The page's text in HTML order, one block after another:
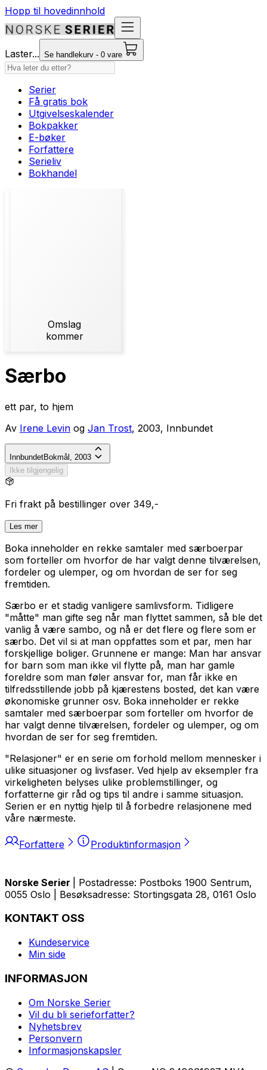
Hopp til hovedinnhold
Laster... Se handlekurv - 0 vare
Serier
Få gratis bok
Utgivelseskalender
Bokpakker
E-bøker
Forfattere
Serieliv
Bokhandel
Omslag
kommer
Særbo
ett par, to hjem
Av Irene Levin og Jan Trost, 2003, Innbundet
InnbundetBokmål, 2003
Ikke tilgjengelig
Fri frakt på bestillinger over 349,-
Les mer
Boka inneholder en rekke samtaler med særboerpar
som forteller om hvorfor de har valgt denne tilværelsen,
fordeler og ulemper, og om hvordan de ser for seg
fremtiden.
Særbo er et stadig vanligere samlivsform. Tidligere
"måtte" man gifte seg når man flyttet sammen, så ble det
vanlig å være sambo, og nå er det flere og flere som er
særbo. Det vil si at man oppfattes som et par, men har
forskjellige boliger. Grunnene er mange: Man har ansvar
for barn som man ikke vil flytte på, man har gamle
foreldre som man føler ansvar for, man får ikke en
tilfredsstillende jobb på kjærestens bosted, det kan være
økonomiske grunner osv. Boka inneholder er rekke
samtaler med særboerpar som forteller om hvorfor de
har valgt denne tilværelsen, fordeler og ulemper, og om
hvordan de ser for seg fremtiden.
"Relasjoner" er en serie om forhold mellom mennesker i
ulike situasjoner og livsfaser. Ved hjelp av eksempler fra
virkeligheten belyses ulike problemstillinger, og
forfatterne gir råd og tips til andre i samme situasjon.
Serien er en nyttig hjelp til å forbedre relasjonene med
våre nærmeste.
Forfattere Produktinformasjon
Norske Serier
| Postadresse: Postboks 1900 Sentrum,
0055 Oslo | Besøksadresse: Stortingsgata 28, 0161 Oslo
KONTAKT OSS
Kundeservice
Min side
INFORMASJON
Om Norske Serier
Vil du bli serieforfatter?
Nyhetsbrev
Personvern
Informasjonskapsler